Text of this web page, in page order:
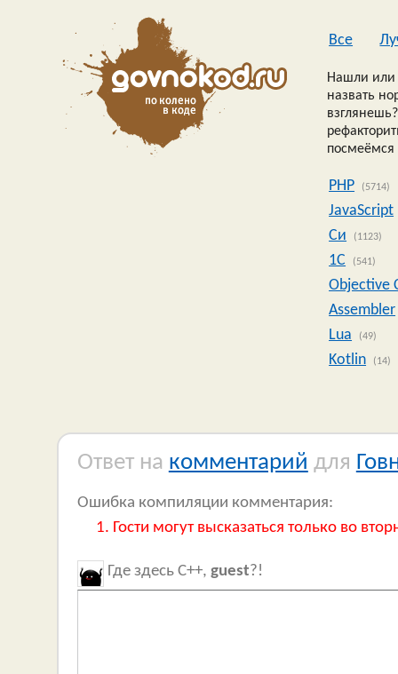
Все
Нашли или
назвать
посмеёмся
PHP (5714)
JavaScript
Си
(1123)
1C (541)
Objective
Assembler
Lua
(49)
Kotlin (14)
Ответ на комментарий для
Ошибка компиляции комментария:
Гости могут высказаться только во
Где здесь C++, guest?!